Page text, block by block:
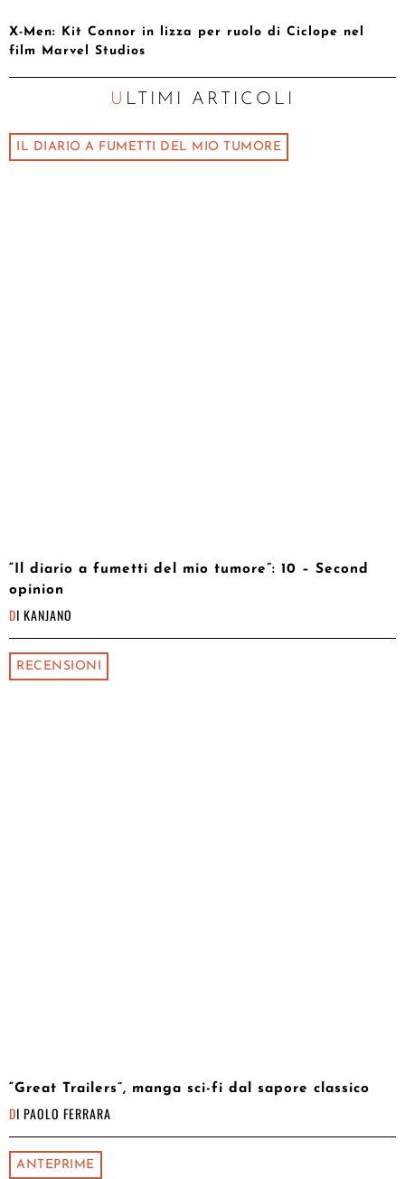
X-Men: Kit Connor in lizza per ruolo di Ciclope nel
film Marvel Studios
ULTIMI ARTICOLI
IL DIARIO A FUMETTI DEL MIO TUMORE
“Il diario a fumetti del mio tumore”: 10 – Second
opinion
DI KANJANO
RECENSIONI
“Great Trailers”, manga sci-fi dal sapore classico
DI PAOLO FERRARA
ANTEPRIME